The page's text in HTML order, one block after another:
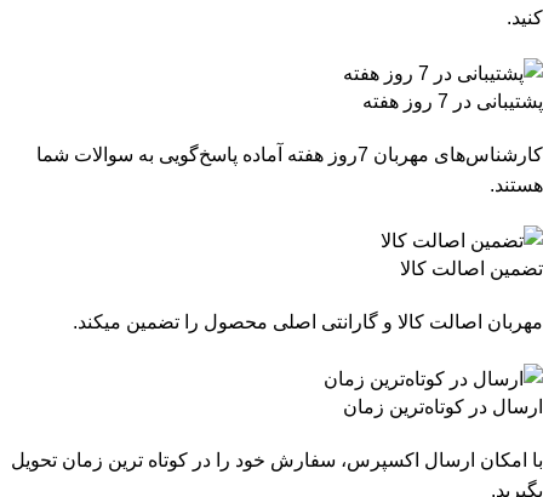
کنید.
پشتیبانی در 7 روز هفته
کارشناس‌های مهربان 7روز هفته آماده پاسخ‌گویی به سوالات شما
هستند.
تضمین اصالت کالا
مهربان اصالت کالا و گارانتی اصلی محصول را تضمین میکند.
ارسال در کوتاه‌ترین زمان
با امکان ارسال اکسپرس، سفارش خود را در کوتاه ترین زمان تحویل
بگیرید.